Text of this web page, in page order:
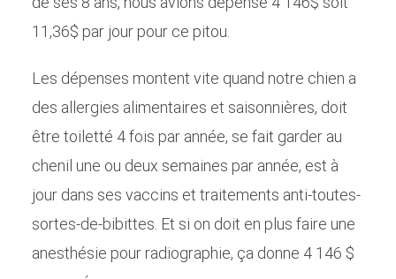
11,36$ par jour pour ce pitou.
Les dépenses montent vite quand notre chien a
des allergies alimentaires et saisonnières, doit
être toiletté 4 fois par année, se fait garder au
chenil une ou deux semaines par année, est à
jour dans ses vaccins et traitements anti-toutes-
sortes-de-bibittes. Et si on doit en plus faire une
anesthésie pour radiographie, ça donne 4 146 $